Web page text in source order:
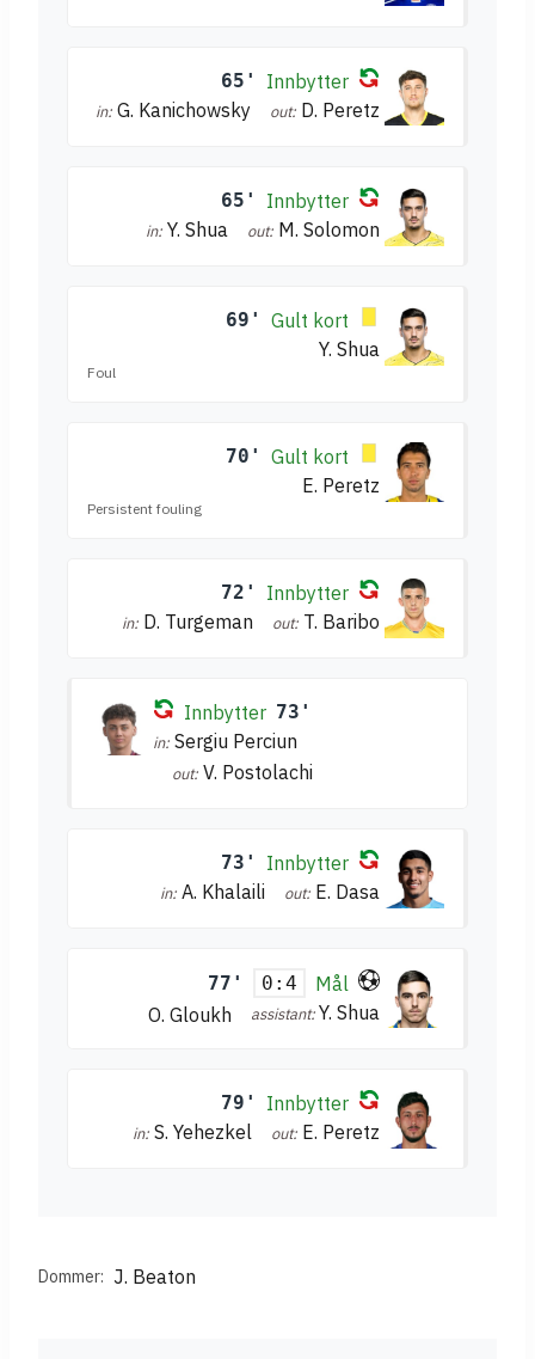
65' Innbytter
in: G. Kanichowsky out: D. Peretz
65' Innbytter
in: Y. Shua out: M. Solomon
69'
Gult kort
Y. Shua
Foul
70'
Gult kort
E. Peretz
Persistent fouling
72' Innbytter
in: D. Turgeman out: T. Baribo
Innbytter 73'
in: Sergiu Perciun
out: V. Postolachi
73' Innbytter
in: A. Khalaili out: E. Dasa
77' 0:4
Mål
O. Gloukh
assistant:Y. Shua
79' Innbytter
in: S. Yehezkel out: E. Peretz
Dommer: J. Beaton